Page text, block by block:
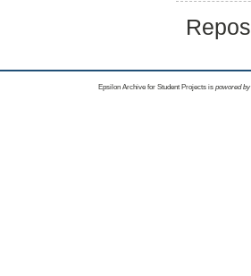
Epsilon Archive for Student Projects is powored by